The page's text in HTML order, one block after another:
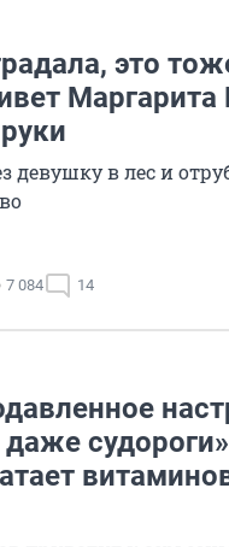
это
Маргарита
девушку в лес и
7 084 14